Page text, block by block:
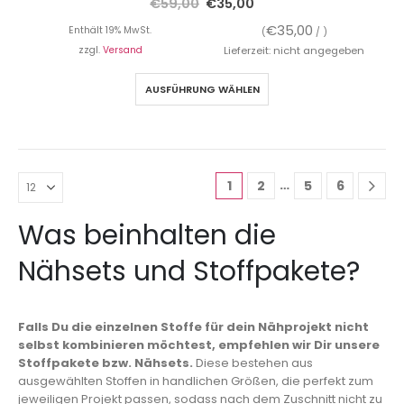
Enthält 19% MwSt. (€35,00 / )
zzgl. Versand Lieferzeit: nicht angegeben
AUSFÜHRUNG WÄHLEN
1 2 … 5 6
Was beinhalten die
Nähsets und Stoffpakete?
Falls Du die einzelnen Stoffe für dein Nähprojekt nicht
selbst kombinieren möchtest, empfehlen wir Dir unsere
Stoffpakete bzw. Nähsets. Diese bestehen aus
ausgewählten Stoffen in handlichen Größen, die perfekt zum
jeweiligen Projekt passen, sodass nach dem Zuschnitt nicht zu